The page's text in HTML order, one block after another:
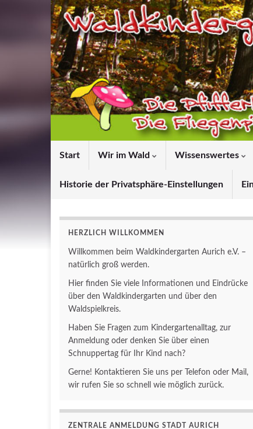
Start Wir im Wald Wissenswertes
Historie der Privatsphäre-Einstellungen
HERZLICH WILLKOMMEN
Willkommen beim Waldkindergarten Aurich e.V. –
natürlich groß werden.
Hier finden Sie viele Informationen und Eindrücke
über den Waldkindergarten und über den
Waldspielkreis.
Haben Sie Fragen zum Kindergartenalltag, zur
Anmeldung oder denken Sie über einen
Schnuppertag für Ihr Kind nach?
Gerne! Kontaktieren Sie uns per Telefon oder Mail,
wir rufen Sie so schnell wie möglich zurück.
ZENTRALE ANMELDUNG STADT AURICH